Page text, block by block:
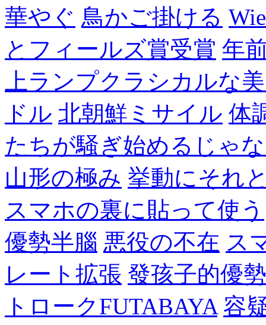
華やぐ 鳥かご掛ける
とフィールズ賞受賞 年
上ランプクラシカルな
ドル 北朝鮮ミサイル 体
たちが騒ぎ始めるじゃ
山形の極み 挙動にそれ
スマホの裏に貼って使う
優勢半腦 悪役の不在 ス
レート拡張 發孩子的優
トロークFUTABAYA 容